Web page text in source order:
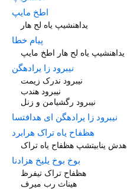
اطخ مایپ
یداهنشیپ یاه لح هار
پیام خطا
یداهنشیپ یاه لح هار اطخ مایپ
نیبرود زا یرادهگن
نیبرود ندرک زیمت
نیبرود هندب
نیبرود رگشیامن و زنل
نیبرود زا یرادهگن ای هدافتسا
هظفاح یاه تراک هرابرد
هدش ینابیتشپ هظفاح یاه تراک
بوخ بوخ یلیخ هزادنا
هظفاح تراک تیفرظ
هيناث رب ميرف